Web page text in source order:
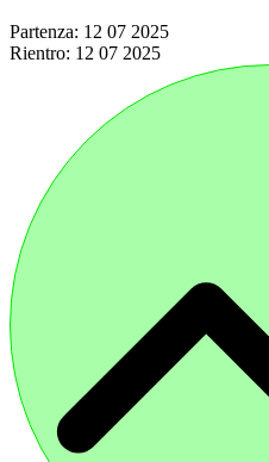
Partenza: 12 07 2025
Rientro: 12 07 2025